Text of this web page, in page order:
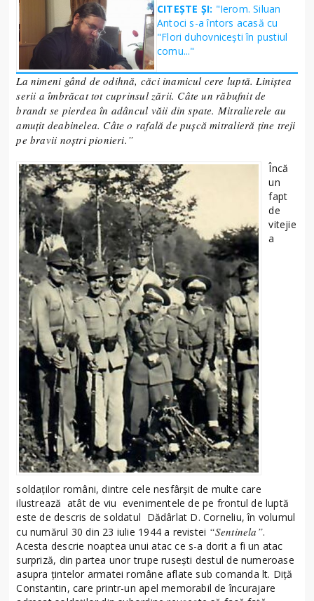
CITEȘTE ȘI: "Ierom. Siluan
Antoci s-a întors acasă cu
"Flori duhovniceşti în pustiul
comu..."
La nimeni gând de odihnă, căci inamicul cere luptă. Liniștea
serii a îmbrăcat tot cuprinsul zării. Câte un răbufnit de
brandt se pierdea în adâncul văii din spate. Mitralierele au
amuțit deabinelea. Câte o rafală de pușcă mitralieră ține treji
pe bravii noștri pionieri. ”
Încă
un
fapt
de
vitejie
a
soldaților români, dintre cele nesfârșit de multe care
ilustrează atât de viu evenimentele de pe frontul de luptă
este de descris de soldatul Dădârlat D. Corneliu, în volumul
cu numărul 30 din 23 iulie 1944 a revistei “Sentinela”.
Acesta descrie noaptea unui atac ce s-a dorit a fi un atac
surpriză, din partea unor trupe rusești destul de numeroase
asupra țintelor armatei române aflate sub comanda lt. Diță
Constantin, care printr-un apel memorabil de încurajare